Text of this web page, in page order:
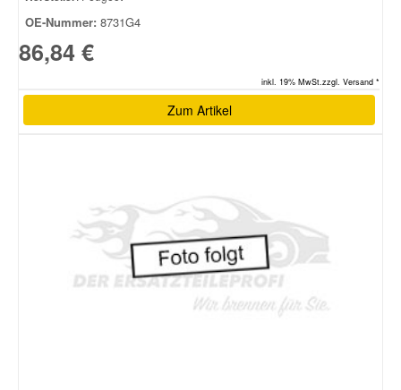
OE-Nummer: 8731G4
86,84 €
inkl. 19% MwSt.zzgl. Versand *
Zum Artikel